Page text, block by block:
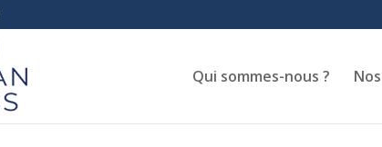
Qui sommes-nous ?